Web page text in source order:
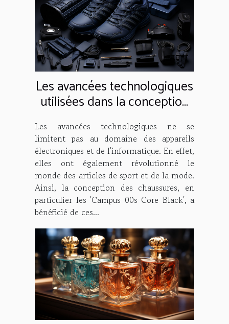
Les avancées technologiques
utilisées dans la conception
des 'Campus 00s Core Black'
Les avancées technologiques ne se
limitent pas au domaine des appareils
électroniques et de l'informatique. En effet,
elles ont également révolutionné le
monde des articles de sport et de la mode.
Ainsi, la conception des chaussures, en
particulier les 'Campus 00s Core Black', a
bénéficié de ces...